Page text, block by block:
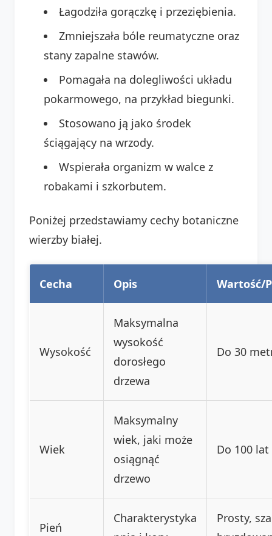
Łagodziła gorączkę i przeziębienia.
Zmniejszała bóle reumatyczne oraz
stany zapalne stawów.
Pomagała na dolegliwości układu
pokarmowego, na przykład biegunki.
Stosowano ją jako środek
ściągający na wrzody.
Wspierała organizm w walce z
robakami i szkorbutem.
Poniżej przedstawiamy cechy botaniczne
wierzby białej.
Cecha Opis Wartość/
Wysokość
Maksymalna
wysokość
dorosłego
drzewa
Do 30
Wiek
Maksymalny
wiek, jaki może
osiągnąć
drzewo
Do 100 lat
Pień
Charakterystyka
Prosty,